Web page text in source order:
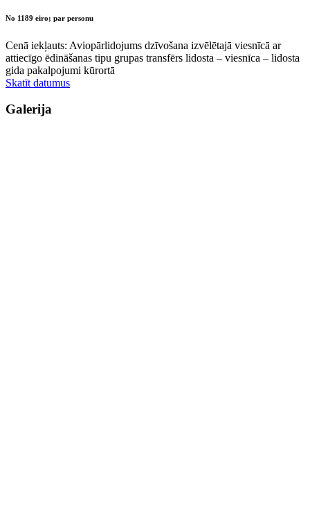
No 1189 eiro; par personu
Cenā iekļauts: Aviopārlidojums dzīvošana izvēlētajā viesnīcā ar
attiecīgo ēdināšanas tipu grupas transfērs lidosta – viesnīca – lidosta
gida pakalpojumi kūrortā
Skatīt datumus
Galerija